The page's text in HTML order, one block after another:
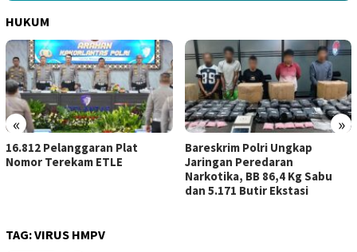
HUKUM
« »
Plat
ETLE
Bareskrim Polri Ungkap
Jaringan Peredaran
Narkotika, BB 86,4 Kg Sabu
dan 5.171 Butir Ekstasi
Kerja Sama
Sumbagsel,
Perkuat
TAG:VIRUS HMPV